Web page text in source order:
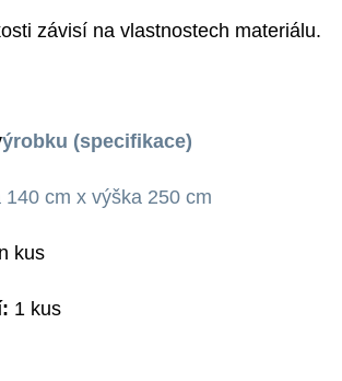
závisí na vlastnostech materiálu.
ýrobku (specifikace)
140 cm x výška 250 cm
kus
1 kus